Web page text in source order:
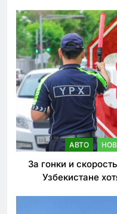
АВТО
За гонки и
Узбекистане